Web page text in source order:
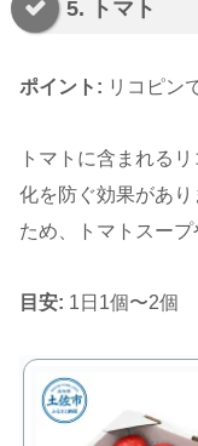
5. トマト
ポイント: リコピン
トマトに含まれる
化を防ぐ効果があ
ため、トマトスープ
目安: 1日1個〜2個